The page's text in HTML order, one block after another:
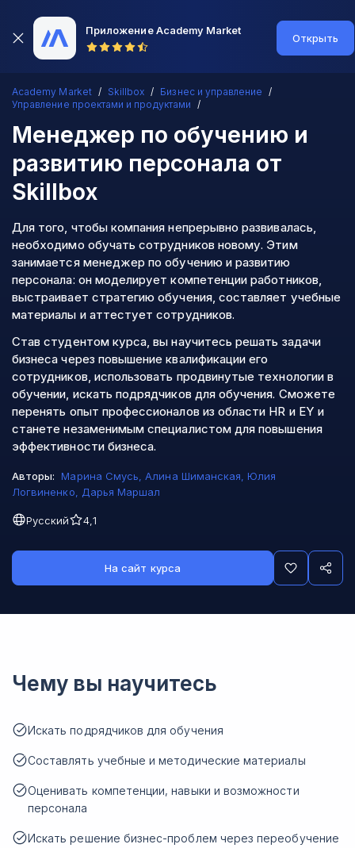
Приложение Academy Market
Открыть
Academy Market Skillbox
Бизнес и управление
Управление проектами и продуктами
Менеджер по обучению и
развитию персонала от
Skillbox
Для того, чтобы компания непрерывно развивалась,
необходимо обучать сотрудников новому. Этим
занимается менеджер по обучению и развитию
персонала: он моделирует компетенции работников,
выстраивает стратегию обучения, составляет учебные
материалы и аттестует сотрудников.
Став студентом курса, вы научитесь решать задачи
бизнеса через повышение квалификации его
сотрудников, использовать продвинутые технологии в
обучении, искать подрядчиков для обучения. Сможете
перенять опыт профессионалов из области HR и EY и
станете незаменимым специалистом для повышения
эффективности бизнеса.
Авторы: Марина Смусь Алина Шиманская
Юлия
Логвиненко
Дарья Маршал
Русский 4,1
На сайт курса
Чему вы научитесь
Искать подрядчиков для обучения
Составлять учебные и методические материалы
Оценивать компетенции, навыки и возможности
персонала
Искать решение бизнес-проблем через переобучение